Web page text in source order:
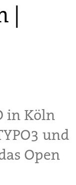
|
in Köln
und
Open